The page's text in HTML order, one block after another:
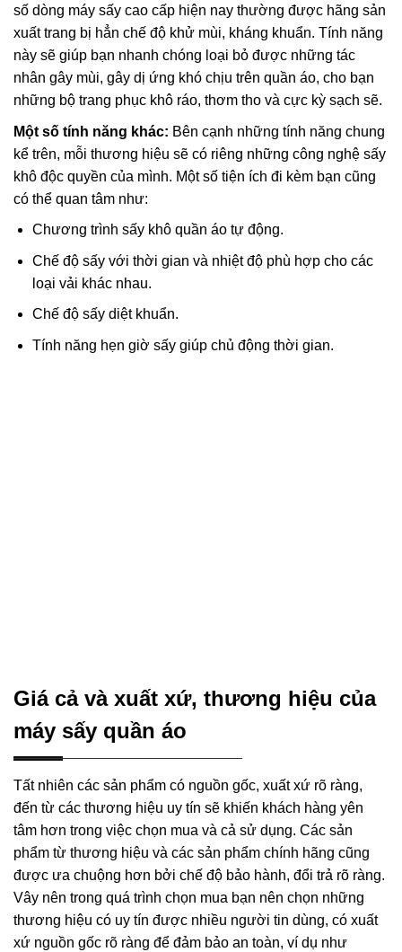
số dòng máy sấy cao cấp hiện nay thường được hãng sản
xuất trang bị hẳn chế độ khử mùi, kháng khuẩn. Tính năng
này sẽ giúp bạn nhanh chóng loại bỏ được những tác
nhân gây mùi, gây dị ứng khó chịu trên quần áo, cho bạn
những bộ trang phục khô ráo, thơm tho và cực kỳ sạch sẽ.
Một số tính năng khác: Bên cạnh những tính năng chung
kể trên, mỗi thương hiệu sẽ có riêng những công nghệ sấy
khô độc quyền của mình. Một số tiện ích đi kèm bạn cũng
có thể quan tâm như:
Chương trình sấy khô quần áo tự động.
Chế độ sấy với thời gian và nhiệt độ phù hợp cho các
loại vải khác nhau.
Chế độ sấy diệt khuẩn.
Tính năng hẹn giờ sấy giúp chủ động thời gian.
Giá cả và xuất xứ, thương hiệu của
máy sấy quần áo
Tất nhiên các sản phẩm có nguồn gốc, xuất xứ rõ ràng,
đến từ các thương hiệu uy tín sẽ khiến khách hàng yên
tâm hơn trong việc chọn mua và cả sử dụng. Các sản
phẩm từ thương hiệu và các sản phẩm chính hãng cũng
được ưa chuộng hơn bởi chế độ bảo hành, đổi trả rõ ràng.
Vây nên trong quá trình chọn mua bạn nên chọn những
thương hiệu có uy tín được nhiều người tin dùng, có xuất
xứ nguồn gốc rõ ràng để đảm bảo an toàn, ví dụ như